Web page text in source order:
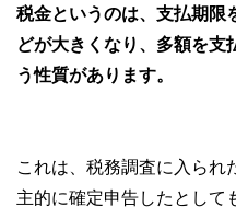
税金というのは、支払期限
どが大きくなり、多額を支
う性質があります。
これは、税務調査に入られ
主的に確定申告したとして